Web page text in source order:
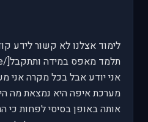
לימוד אצלנו לא קשור לידע
תלמד מאפס במידה ותתקבל[/quote]
אני יודע אבל בכל מקרה אני
מערכת איפה היא נמצאת מה
אותה באופן בסיסי לפחות כי